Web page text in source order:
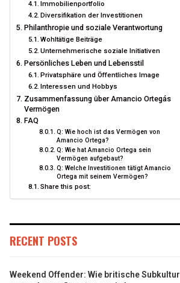
Immobilienportfolio
Diversifikation der Investitionen
Philanthropie und soziale Verantwortung
Wohltätige Beiträge
Unternehmerische soziale Initiativen
Persönliches Leben und Lebensstil
Privatsphäre und Öffentliches Image
Interessen und Hobbys
Zusammenfassung über Amancio Ortegás
Vermögen
FAQ
Q: Wie hoch ist das Vermögen von
Amancio Ortega?
Q: Wie hat Amancio Ortega sein
Vermögen aufgebaut?
Q: Welche Investitionen tätigt Amancio
Ortega mit seinem Vermögen?
Share this post:
RECENT POSTS
Weekend Offender: Wie britische Subkultur